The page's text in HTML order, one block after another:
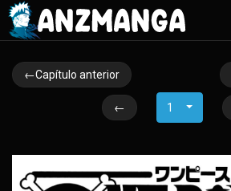
←Capítulo anterior
← 1